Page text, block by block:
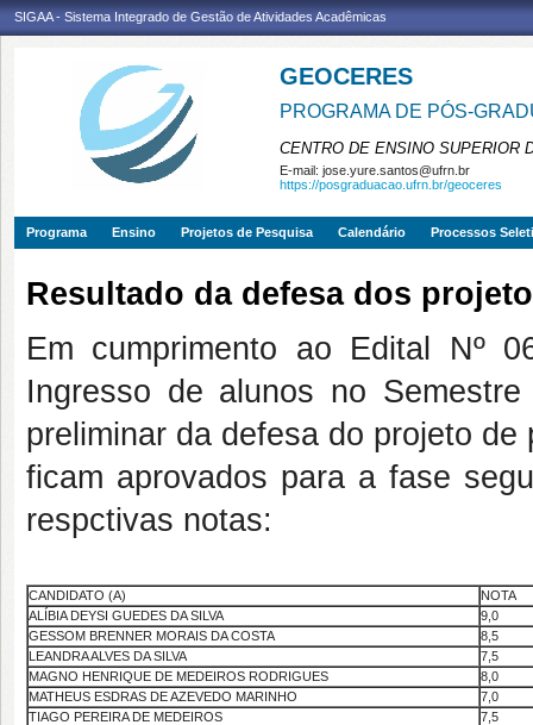
SIGAA - Sistema Integrado de Gestão de Atividades Acadêmicas
GEOCERES
PROGRAMA DE PÓS-
CENTRO DE ENSINO SUPERIOR
E-mail: jose.yure.santos@ufrn.br
https://posgraduacao.ufrn.br/geoceres
Programa Ensino Projetos de Pesquisa Calendário Processos
Resultado da defesa dos
Em cumprimento ao Edital Nº
Ingresso de alunos no
preliminar da defesa do projeto de
ficam aprovados para a fase
respctivas notas:
CANDIDATO (A)
NOTA
ALÍBIA DEYSI GUEDES DA SILVA
9,0
GESSOM BRENNER MORAIS DA COSTA
8,5
LEANDRA ALVES DA SILVA
7,5
MAGNO HENRIQUE DE MEDEIROS RODRIGUES
8,0
MATHEUS ESDRAS DE AZEVEDO MARINHO
7,0
TIAGO PEREIRA DE MEDEIROS
7,5